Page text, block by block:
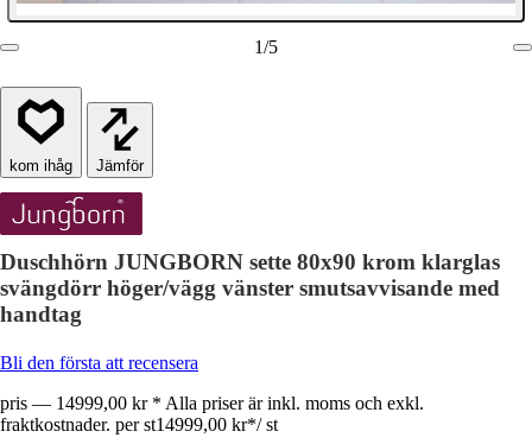
1/5
Jämför
Duschhörn JUNGBORN sette 80x90 krom klarglas
svängdörr höger/vägg vänster smutsavvisande med
handtag
Bli den första att recensera
pris — 14999,00 kr * Alla priser är inkl. moms och exkl.
fraktkostnader. per st14999,00 kr*/ st